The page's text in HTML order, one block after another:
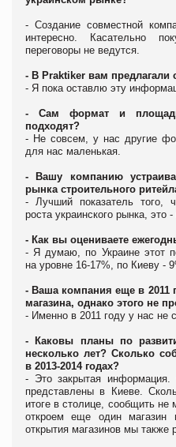
- Создание совместной
интересно. Касательно
переговоры не ведутся.
- В Praktiker вам предлагали
- Я пока оставлю эту
- Сам формат и
подходят?
- Не совсем, у нас другие
для нас маленькая.
- Вашу компанию
рынка строительного
- Лучший показатель того,
роста украинского рынка, это
- Как вы оцениваете
- Я думаю, по Украине этот
на уровне 16-17%, по Киеву -
- Ваша компания еще в 2011
магазина, однако этого не
- Именно в 2011 году у нас не
- Каковы планы по
несколько лет? Сколько
в 2013-2014 годах?
- Это закрытая
представлены в Киеве.
итоге в столице, сообщить не
откроем еще один
открытия магазинов мы также